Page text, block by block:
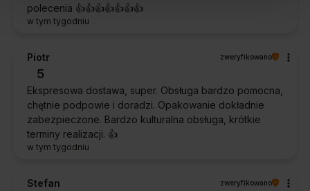
polecenia 👍️👍️👍️👍️👍️👍️👍️
w tym tygodniu
Piotr zweryfikowano
5
Ekspresowa dostawa, super. Obsługa bardzo pomocna,
chętnie podpowie i doradzi. Opakowanie dokładnie
zabezpieczone. Bardzo kulturalna obsługa, krótkie
terminy realizacji. 👍️
w tym tygodniu
Stefan zweryfikowano